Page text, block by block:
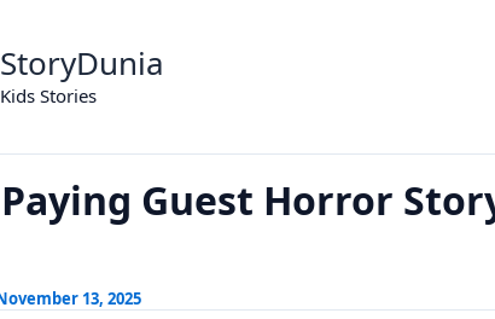
StoryDunia
Kids Stories
Guest Horror Story
13, 2025